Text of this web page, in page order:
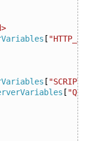
[
[
[